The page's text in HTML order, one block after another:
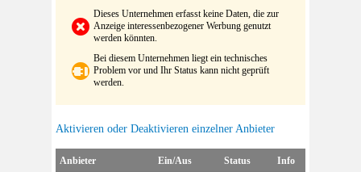
Dieses Unternehmen erfasst keine Daten, die zur
Anzeige interessenbezogener Werbung genutzt
werden könnten.
Bei diesem Unternehmen liegt ein technisches
Problem vor und Ihr Status kann nicht geprüft
werden.